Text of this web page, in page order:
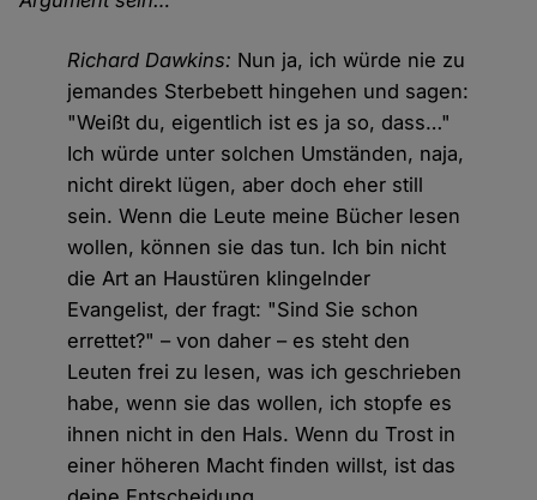
Richard Dawkins: Nun ja, ich würde nie zu
jemandes Sterbebett hingehen und sagen:
"Weißt du, eigentlich ist es ja so, dass…"
Ich würde unter solchen Umständen, naja,
nicht direkt lügen, aber doch eher still
sein. Wenn die Leute meine Bücher lesen
wollen, können sie das tun. Ich bin nicht
die Art an Haustüren klingelnder
Evangelist, der fragt: "Sind Sie schon
errettet?" – von daher – es steht den
Leuten frei zu lesen, was ich geschrieben
habe, wenn sie das wollen, ich stopfe es
ihnen nicht in den Hals. Wenn du Trost in
einer höheren Macht finden willst, ist das